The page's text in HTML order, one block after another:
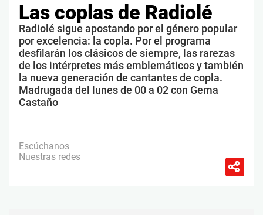
Las coplas de Radiolé
Radiolé sigue apostando por el género popular
por excelencia: la copla. Por el programa
desfilarán los clásicos de siempre, las rarezas
de los intérpretes más emblemáticos y también
la nueva generación de cantantes de copla.
Madrugada del lunes de 00 a 02 con Gema
Castaño
Escúchanos
Nuestras redes